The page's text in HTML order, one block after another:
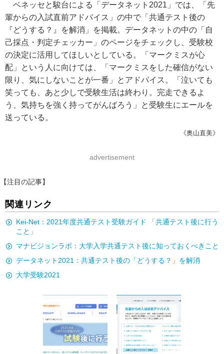
ベネッセと駿台による「データネット2021」では、「先
輩からの入試直前アドバイス」の中で「共通テスト後の
『どうする？』を解消」を掲載。データネットの中の「自
己採点・判定チェッカー」のページをチェックし、受験校
の決定に活用してほしいとしている。「マークミスが心
配」という人に向けては、「マークミスをした確信がない
限り、気にしないことが一番」とアドバイス。「泣いても
笑っても、あと少しで受験生活は終わり。完走できるよ
う、気持ちを強く持ってがんばろう」と受験生にエールを
送っている。
《奥山直美》
advertisement
【注目の記事】
関連リンク
Kei-Net：2021年度共通テスト受験ガイド 「共通テスト後に行う
こと」
マナビジョンラボ：大学入学共通テスト後に知っておくべきこと
データネット2021：共通テスト後の「どうする？」を解消
大学受験2021